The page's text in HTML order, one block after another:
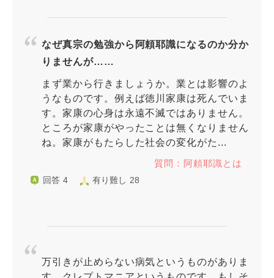
なぜ真宗の勉強から阿頼耶識になるのか分か
りませんが……
まず業から行きましょうか。業とは影響のよ
うなものです。例えば徳川家康は死んでいま
す。家康の心身は永遠不滅ではありません。
ところが家康がやったことは無くなりません
ね。家康がもたらした社会の変化がた...
質問：阿頼耶識とは
回答 4 有り難し 28
万引きが止めらない病気というものがありま